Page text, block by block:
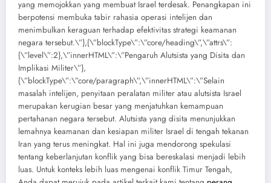
yang memojokkan yang membuat Israel terdesak. Penangkapan ini
berpotensi membuka tabir rahasia operasi intelijen dan
menimbulkan keraguan terhadap efektivitas strategi keamanan
negara tersebut.\”},{\”blockType\”:\”core/heading\”,\”attrs\”:
{\”level\”:2},\”innerHTML\”:\”Pengaruh Alutsista yang Disita dan
Implikasi Militer\”},
{\”blockType\”:\”core/paragraph\”,\”innerHTML\”:\”Selain
masalah intelijen, penyitaan peralatan militer atau alutsista Israel
merupakan kerugian besar yang menjatuhkan kemampuan
pertahanan negara tersebut. Alutsista yang disita menunjukkan
lemahnya keamanan dan kesiapan militer Israel di tengah tekanan
Iran yang terus meningkat. Hal ini juga mendorong spekulasi
tentang keberlanjutan konflik yang bisa bereskalasi menjadi lebih
luas. Untuk konteks lebih luas mengenai konflik Timur Tengah,